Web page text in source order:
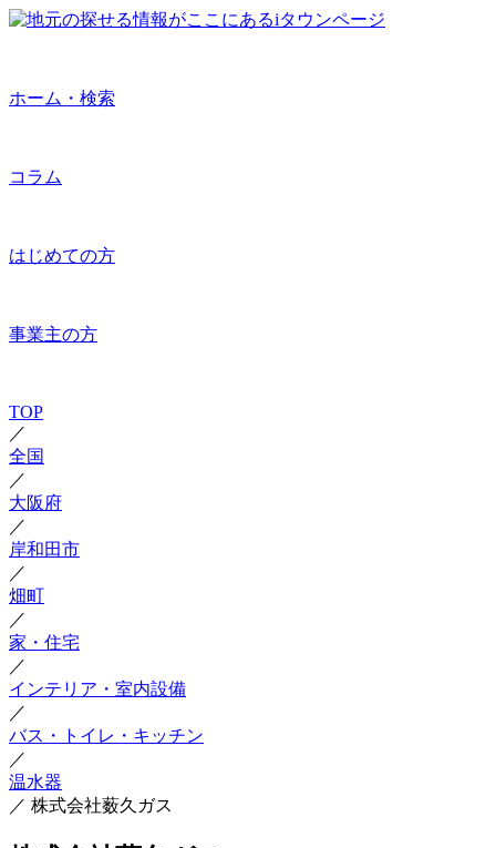
ホーム・検索
コラム
はじめての方
事業主の方
TOP
／
全国
／
大阪府
／
岸和田市
／
畑町
／
家・住宅
／
インテリア・室内設備
／
バス・トイレ・キッチン
／
温水器
／ 株式会社薮久ガス